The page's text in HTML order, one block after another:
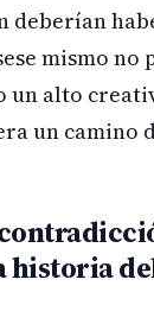
deberían
mismo no
un alto
un camino
historia